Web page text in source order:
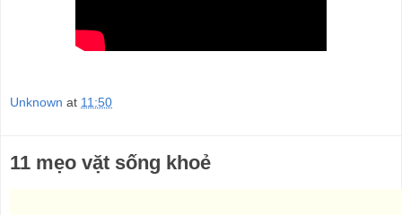
Unknown at 11:50
11 mẹo vặt sống khoẻ